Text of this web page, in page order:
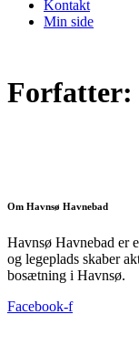
Kontakt
Min side
Forfatter:
Om Havnsø Havnebad
Havnsø Havnebad er
og legeplads skaber
bosætning i Havnsø.
Facebook-f